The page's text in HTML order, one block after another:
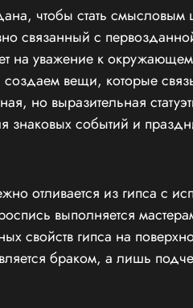
чтобы стать
связанный с
на уважение к
вещи, которые
но выразительная
событий и
отливается из гипса с
выполняется
свойств гипса на
браком, а лишь